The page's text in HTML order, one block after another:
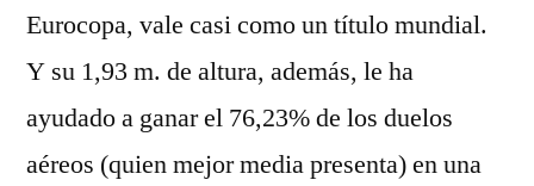
Eurocopa, vale casi como un título mundial.
Y su 1,93 m. de altura, además, le ha
ayudado a ganar el 76,23% de los duelos
aéreos (quien mejor media presenta) en una